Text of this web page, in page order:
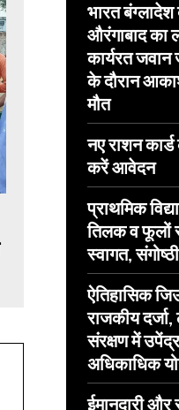
भारत बंग्लादेश
औरंगाबाद का
कार्यरत
के दौरान
मौत
नए राशन
करें आवेदन
प्राथमिक
तिलक व फूलों
स्वागत,
ऐतिहासिक
राजकीय
संरक्षण में
अधिकाधिक
ईमानदारी